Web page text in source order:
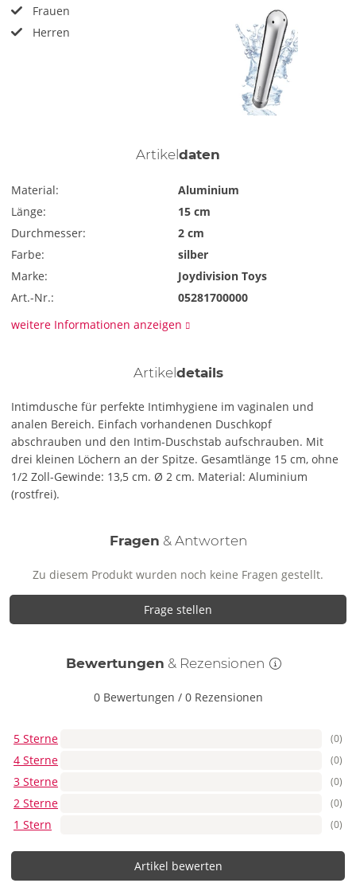
Frauen
Herren
Artikeldaten
Material:
Aluminium
Länge:
15 cm
Durchmesser:
2 cm
Farbe:
silber
Marke:
Joydivision Toys
Art.-Nr.:
05281700000
weitere Informationen anzeigen
Artikeldetails
Intimdusche für perfekte Intimhygiene im vaginalen und
analen Bereich. Einfach vorhandenen Duschkopf
abschrauben und den Intim-Duschstab aufschrauben. Mit
drei kleinen Löchern an der Spitze. Gesamtlänge 15 cm, ohne
1/2 Zoll-Gewinde: 13,5 cm. Ø 2 cm. Material: Aluminium
(rostfrei).
Fragen & Antworten
Zu diesem Produkt wurden noch keine Fragen gestellt.
Frage stellen
Bewertungen & Rezensionen
0 Bewertungen / 0 Rezensionen
5 Sterne (0)
4 Sterne (0)
3 Sterne (0)
2 Sterne (0)
1 Stern (0)
Artikel bewerten